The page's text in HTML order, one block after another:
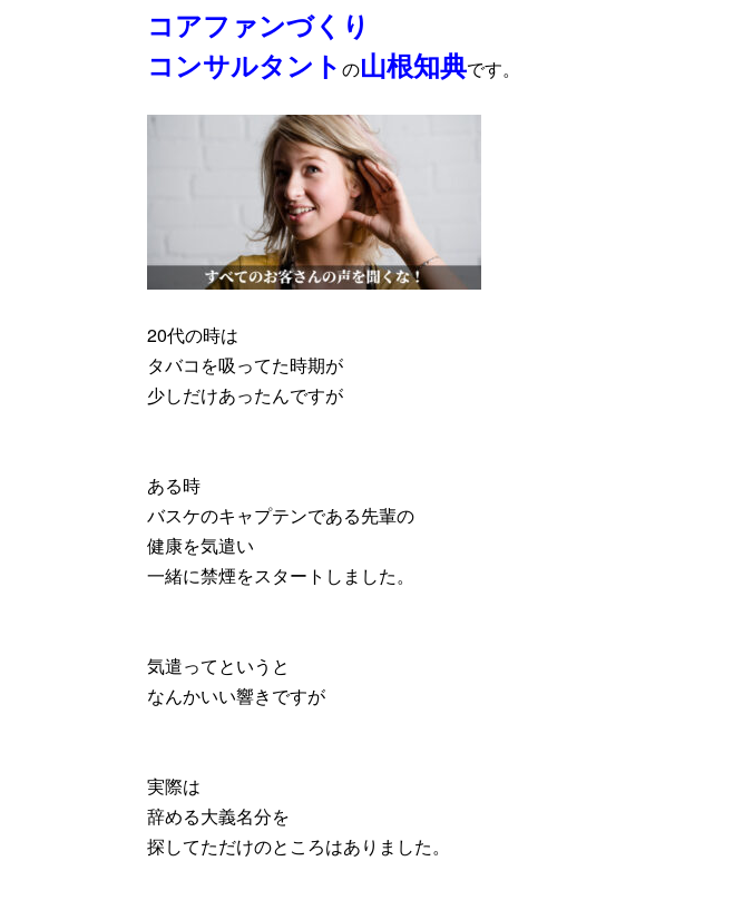
コアファンづくり
コンサルタント の山根知典です。
20代の時は
タバコを吸ってた時期が
少しだけあったんですが
ある時
バスケのキャプテンである先輩の
健康を気遣い
一緒に禁煙をスタートしました。
気遣ってというと
なんかいい響きですが
実際は
辞める大義名分を
探してただけのところはありました。